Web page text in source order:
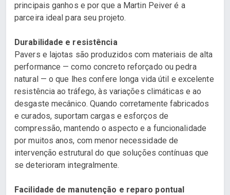
principais ganhos e por que a Martin Peiver é a
parceira ideal para seu projeto.
Durabilidade e resistência
Pavers e lajotas são produzidos com materiais de alta
performance — como concreto reforçado ou pedra
natural — o que lhes confere longa vida útil e excelente
resistência ao tráfego, às variações climáticas e ao
desgaste mecânico. Quando corretamente fabricados
e curados, suportam cargas e esforços de
compressão, mantendo o aspecto e a funcionalidade
por muitos anos, com menor necessidade de
intervenção estrutural do que soluções contínuas que
se deterioram integralmente.
Facilidade de manutenção e reparo pontual